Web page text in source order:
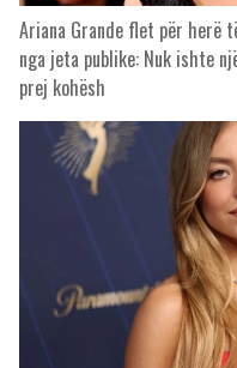
Ariana Grande flet për herë
nga jeta publike: Nuk ishte
prej kohësh